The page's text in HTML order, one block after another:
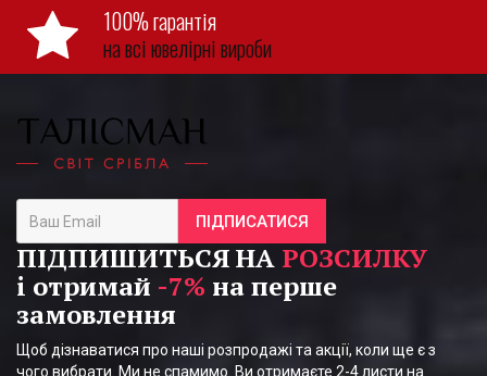
100% гарантія
на всі ювелірні вироби
ПІДПИСАТИСЯ
ПІДПИШИТЬСЯ НА РОЗСИЛКУ
і отримай -7% на перше
замовлення
Щоб дізнаватися про наші розпродажі та акції, коли ще є з
чого вибрати. Ми не спамимо. Ви отримаєте 2-4 листи на